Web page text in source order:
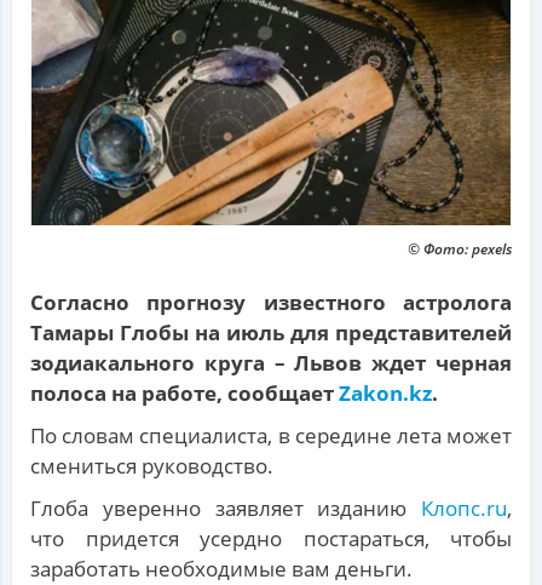
© Фото: pexels
Согласно прогнозу известного астролога
Тамары Глобы на июль для представителей
зодиакального круга – Львов ждет черная
полоса на работе, сообщаетZakon.kz.
По словам специалиста, в середине лета может
смениться руководство.
Глоба уверенно заявляет изданию Клопс.ru,
что придется усердно постараться, чтобы
заработать необходимые вам деньги.